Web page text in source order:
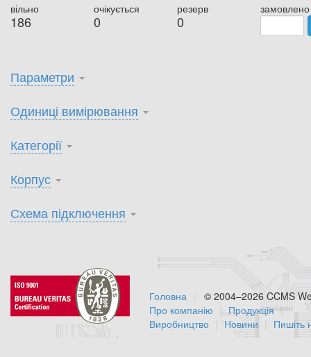
вільно
186
очікується
0
резерв
0
замовлено
Параметри
Одиниці вимірювання
Категорії
Корпус
Схема підключення
© 2004–2026 CCMS
Головна
Про компанію
Продукція
Виробництво
Новини Пишіть